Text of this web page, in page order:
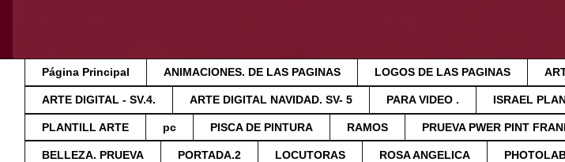
Página Principal ANIMACIONES. DE LAS PAGINAS LOGOS DE LAS PAGINAS
ARTE DIGITAL - SV.4. ARTE DIGITAL NAVIDAD. SV- 5 PARA VIDEO . ISRAEL
PLANTILL ARTE pc PISCA DE PINTURA RAMOS PRUEVA PWER PINT
BELLEZA. PRUEVA PORTADA.2 LOCUTORAS ROSA ANGELICA